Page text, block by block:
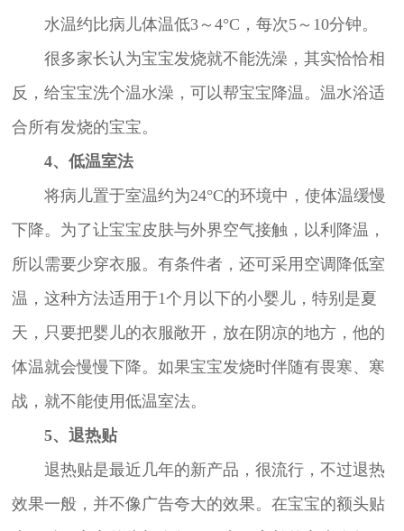
水温约比病儿体温低3～4°C，每次5～10分钟。
很多家长认为宝宝发烧就不能洗澡，其实恰恰相
反，给宝宝洗个温水澡，可以帮宝宝降温。温水浴适
合所有发烧的宝宝。
4、低温室法
将病儿置于室温约为24°C的环境中，使体温缓慢
下降。为了让宝宝皮肤与外界空气接触，以利降温，
所以需要少穿衣服。有条件者，还可采用空调降低室
温，这种方法适用于1个月以下的小婴儿，特别是夏
天，只要把婴儿的衣服敞开，放在阴凉的地方，他的
体温就会慢慢下降。如果宝宝发烧时伴随有畏寒、寒
战，就不能使用低温室法。
5、退热贴
退热贴是最近几年的新产品，很流行，不过退热
效果一般，并不像广告夸大的效果。在宝宝的额头贴